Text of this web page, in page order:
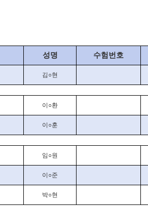
성명 수험번호
김 ○현
이 ○환
이 ○훈
임 ○원
이 ○준
박○현